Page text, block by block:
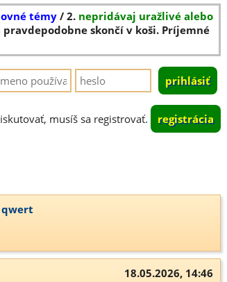
témy / 2. nepridávaj uražlivé alebo
skončí v koši. Príjemné
musíš sa registrovať. registrácia
qwert
18.05.2026, 14:46